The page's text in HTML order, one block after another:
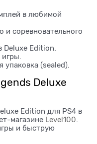
в любимой
и соревновательного
Deluxe Edition.
игры.
упаковка (sealed).
Deluxe
Edition для PS4 в
магазине Level100.
и быструю